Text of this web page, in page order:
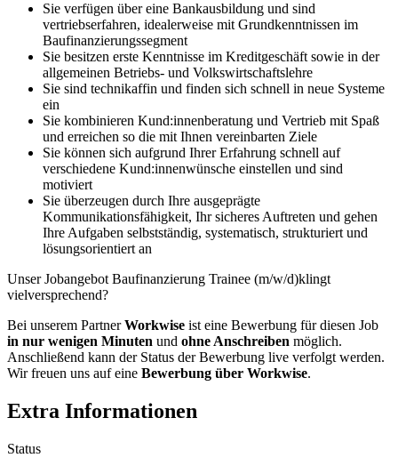
Sie verfügen über eine Bankausbildung und sind
vertriebserfahren, idealerweise mit Grundkenntnissen im
Baufinanzierungssegment
Sie besitzen erste Kenntnisse im Kreditgeschäft sowie in der
allgemeinen Betriebs- und Volkswirtschaftslehre
Sie sind technikaffin und finden sich schnell in neue Systeme
ein
Sie kombinieren Kund:innenberatung und Vertrieb mit Spaß
und erreichen so die mit Ihnen vereinbarten Ziele
Sie können sich aufgrund Ihrer Erfahrung schnell auf
verschiedene Kund:innenwünsche einstellen und sind
motiviert
Sie überzeugen durch Ihre ausgeprägte
Kommunikationsfähigkeit, Ihr sicheres Auftreten und gehen
Ihre Aufgaben selbstständig, systematisch, strukturiert und
lösungsorientiert an
Unser Jobangebot Baufinanzierung Trainee (m/w/d)klingt
vielversprechend?
Bei unserem PartnerWorkwise ist eine Bewerbung für diesen Job
in nur wenigen Minuten und ohne Anschreiben möglich.
Anschließend kann der Status der Bewerbung live verfolgt werden.
Wir freuen uns auf eine Bewerbung über Workwise.
Extra Informationen
Status